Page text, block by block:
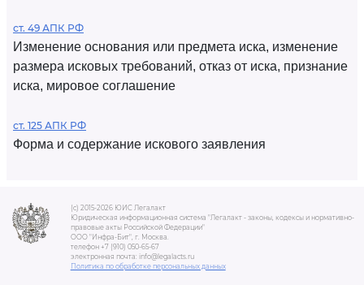
ст. 49 АПК РФ
Изменение основания или предмета иска, изменение
размера исковых требований, отказ от иска, признание
иска, мировое соглашение
ст. 125 АПК РФ
Форма и содержание искового заявления
(c) 2015-2026 ЮИС Легалакт
Юридическая информационная система "Легалакт - законы, кодексы и нормативно-
правовые акты Российской Федерации"
ООО "Инфра-Бит", г. Москва.
телефон +7 (910) 050-65-67
электронная почта: info@legalacts.ru
Политика по обработке персональных данных